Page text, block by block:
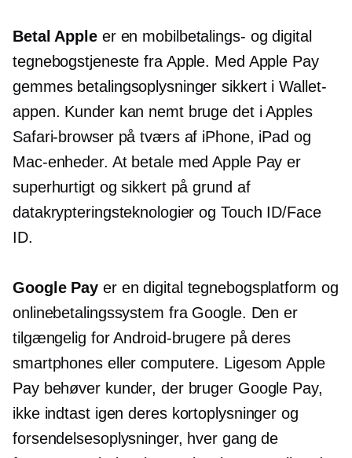
Betal Appleer en mobilbetalings- og digital
tegnebogstjeneste fra Apple. Med Apple Pay
gemmes betalingsoplysninger sikkert i Wallet-
appen. Kunder kan nemt bruge det i Apples
Safari-browser på tværs af iPhone, iPad og
Mac-enheder. At betale med Apple Pay er
superhurtigt og sikkert på grund af
datakrypteringsteknologier og Touch ID/Face
ID.
Google Pay er en digital tegnebogsplatform og
onlinebetalingssystem fra Google. Den er
tilgængelig for Android-brugere på deres
smartphones eller computere. Ligesom Apple
Pay behøver kunder, der bruger Google Pay,
ikke indtast igen deres kortoplysninger og
forsendelsesoplysninger, hver gang de